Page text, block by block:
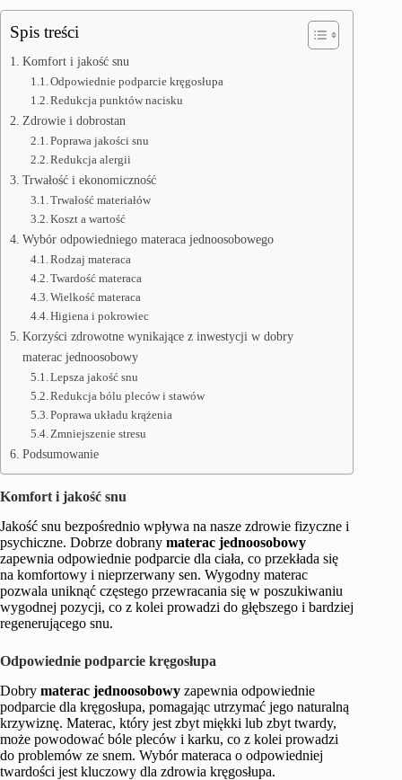
Spis treści
Komfort i jakość snu
Odpowiednie podparcie kręgosłupa
Redukcja punktów nacisku
Zdrowie i dobrostan
Poprawa jakości snu
Redukcja alergii
Trwałość i ekonomiczność
Trwałość materiałów
Koszt a wartość
Wybór odpowiedniego materaca jednoosobowego
Rodzaj materaca
Twardość materaca
Wielkość materaca
Higiena i pokrowiec
Korzyści zdrowotne wynikające z inwestycji w dobry
materac jednoosobowy
Lepsza jakość snu
Redukcja bólu pleców i stawów
Poprawa układu krążenia
Zmniejszenie stresu
Podsumowanie
Komfort i jakość snu
Jakość snu bezpośrednio wpływa na nasze zdrowie fizyczne i
psychiczne. Dobrze dobrany materac jednoosobowy
zapewnia odpowiednie podparcie dla ciała, co przekłada się
na komfortowy i nieprzerwany sen. Wygodny materac
pozwala uniknąć częstego przewracania się w poszukiwaniu
wygodnej pozycji, co z kolei prowadzi do głębszego i bardziej
regenerującego snu.
Odpowiednie podparcie kręgosłupa
Dobry materac jednoosobowy zapewnia odpowiednie
podparcie dla kręgosłupa, pomagając utrzymać jego naturalną
krzywiznę. Materac, który jest zbyt miękki lub zbyt twardy,
może powodować bóle pleców i karku, co z kolei prowadzi
do problemów ze snem. Wybór materaca o odpowiedniej
twardości jest kluczowy dla zdrowia kręgosłupa.